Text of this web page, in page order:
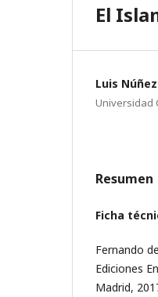
El
Luis
Universidad
Resumen
Ficha
Fernando
Ediciones
Madrid,